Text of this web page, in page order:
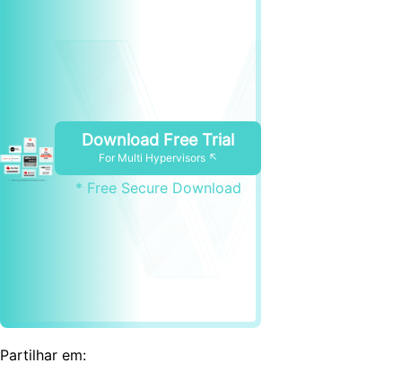
Download Free Trial
For Multi Hypervisors ↖
* Free Secure Download
Partilhar em: